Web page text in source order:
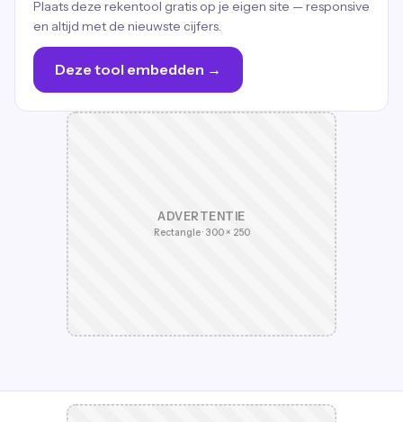
Plaats deze rekentool gratis op je eigen site — responsive
en altijd met de nieuwste cijfers.
Deze tool embedden →
ADVERTENTIE
Rectangle · 300 × 250